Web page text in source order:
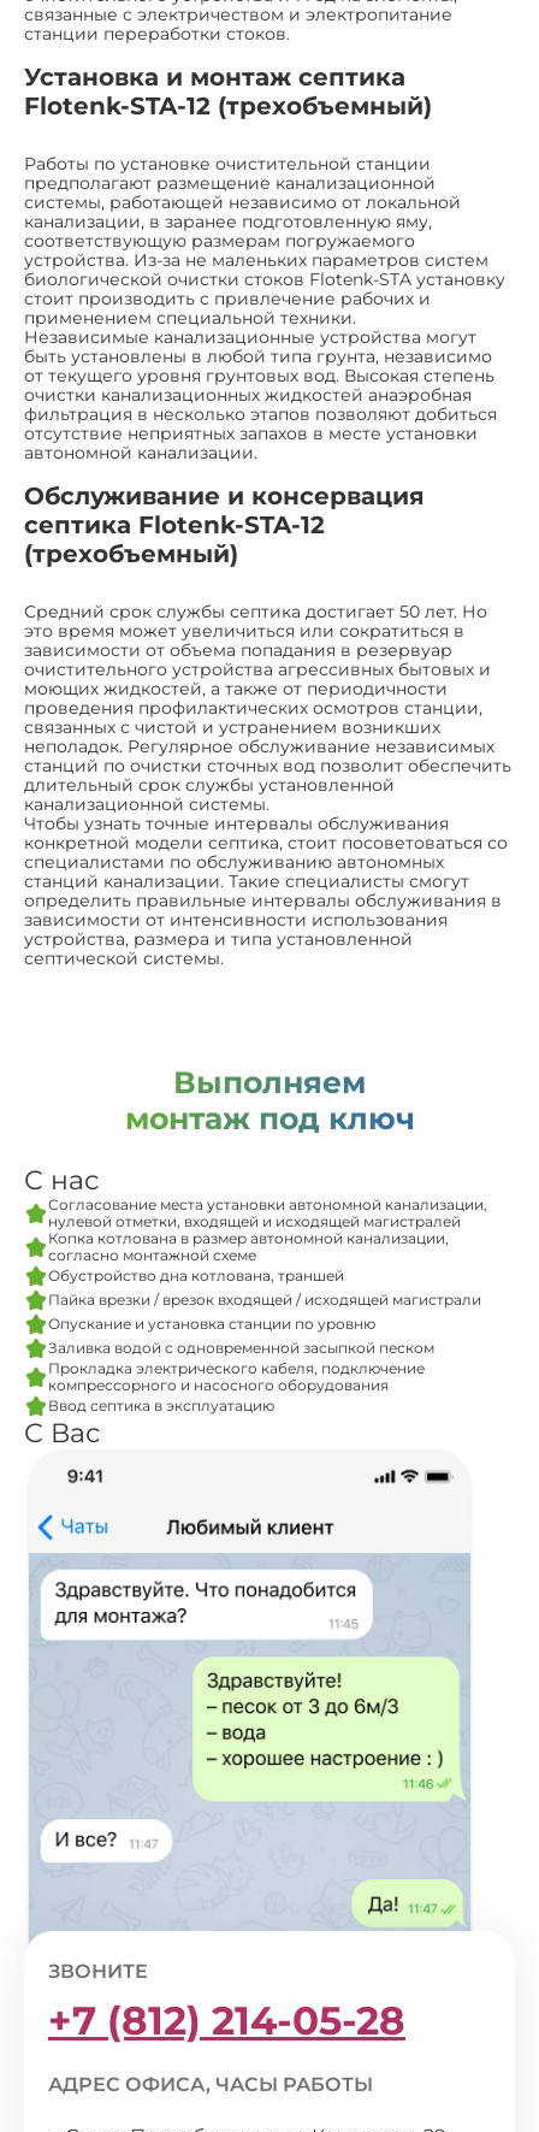
связанные с электричеством и электропитание
станции переработки стоков.
Установка и монтаж септика
Flotenk-STA-12 (трехобъемный)
Работы по установке очистительной станции
предполагают размещение канализационной
системы, работающей независимо от локальной
канализации, в заранее подготовленную яму,
соответствующую размерам погружаемого
устройства. Из-за не маленьких параметров систем
биологической очистки стоков Flotenk-STA установку
стоит производить с привлечение рабочих и
применением специальной техники.
Независимые канализационные устройства могут
быть установлены в любой типа грунта, независимо
от текущего уровня грунтовых вод. Высокая степень
очистки канализационных жидкостей анаэробная
фильтрация в несколько этапов позволяют добиться
отсутствие неприятных запахов в месте установки
автономной канализации.
Обслуживание и консервация
септика Flotenk-STA-12
(трехобъемный)
Средний срок службы септика достигает 50 лет. Но
это время может увеличиться или сократиться в
зависимости от объема попадания в резервуар
очистительного устройства агрессивных бытовых и
моющих жидкостей, а также от периодичности
проведения профилактических осмотров станции,
связанных с чистой и устранением возникших
неполадок. Регулярное обслуживание независимых
станций по очистки сточных вод позволит обеспечить
длительный срок службы установленной
канализационной системы.
Чтобы узнать точные интервалы обслуживания
конкретной модели септика, стоит посоветоваться со
специалистами по обслуживанию автономных
станций канализации. Такие специалисты смогут
определить правильные интервалы обслуживания в
зависимости от интенсивности использования
устройства, размера и типа установленной
септической системы.
Выполняем
монтаж под ключ
С нас
Согласование места установки автономной канализации,
нулевой отметки, входящей и исходящей магистралей
Копка котлована в размер автономной канализации,
согласно монтажной схеме
Обустройство дна котлована, траншей
Пайка врезки / врезок входящей / исходящей магистрали
Опускание и установка станции по уровню
Заливка водой с одновременной засыпкой песком
Прокладка электрического кабеля, подключение
компрессорного и насосного оборудования
Ввод септика в эксплуатацию
С Вас
ЗВОНИТЕ
+7 (812) 214-05-28
АДРЕС ОФИСА, ЧАСЫ РАБОТЫ